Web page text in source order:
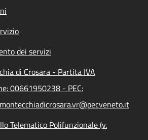
dei servizi
di Crosara - Partita IVA
00661950238 - PEC:
Telematico Polifunzionale (v.